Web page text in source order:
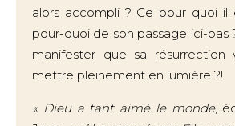
alors accompli ? Ce pour quoi il
pour-quoi de son passage ici-bas
manifester que sa résurrection
mettre pleinement en lumière ?!
« Dieu a tant aimé le monde,